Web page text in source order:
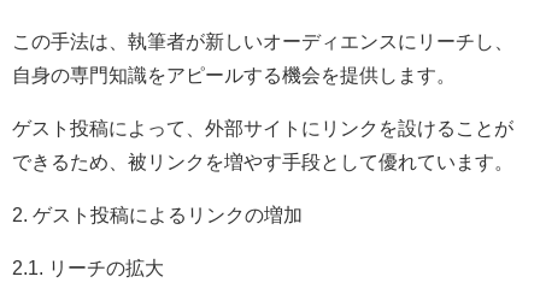
この手法は、執筆者が新しいオーディエンスにリーチし、
自身の専門知識をアピールする機会を提供します。
ゲスト投稿によって、外部サイトにリンクを設けることが
できるため、被リンクを増やす手段として優れています。
2. ゲスト投稿によるリンクの増加
2.1. リーチの拡大